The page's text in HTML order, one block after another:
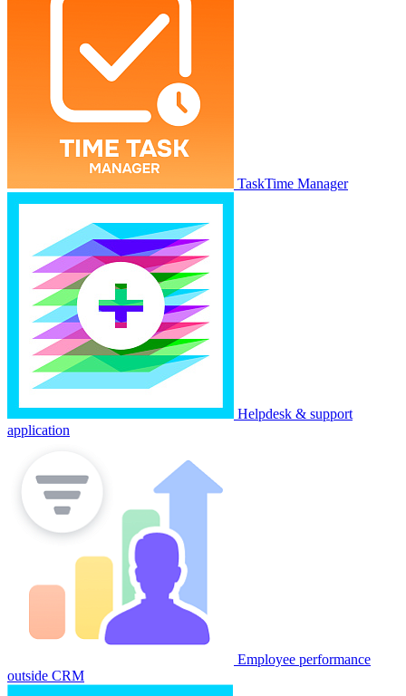
TaskTime Manager
Helpdesk & support
application
Employee performance
outside CRM